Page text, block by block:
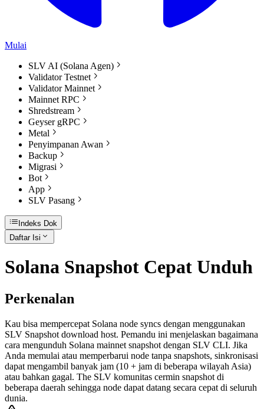
Mulai
SLV AI (Solana Agen)
Validator Testnet
Validator Mainnet
Mainnet RPC
Shredstream
Geyser gRPC
Metal
Penyimpanan Awan
Backup
Migrasi
Bot
App
SLV Pasang
Indeks Dok
Daftar Isi
Solana Snapshot Cepat Unduh
Perkenalan
Kau bisa mempercepat Solana node syncs dengan menggunakan
SLV Snapshot download host. Pemandu ini menjelaskan bagaimana
cara mengunduh Solana mainnet snapshot dengan SLV CLI. Jika
Anda memulai atau memperbarui node tanpa snapshots, sinkronisasi
dapat mengambil banyak jam (10 + jam di beberapa wilayah Asia)
atau bahkan gagal. The SLV komunitas cermin snapshot di
beberapa daerah sehingga node dapat datang secara cepat di seluruh
dunia.